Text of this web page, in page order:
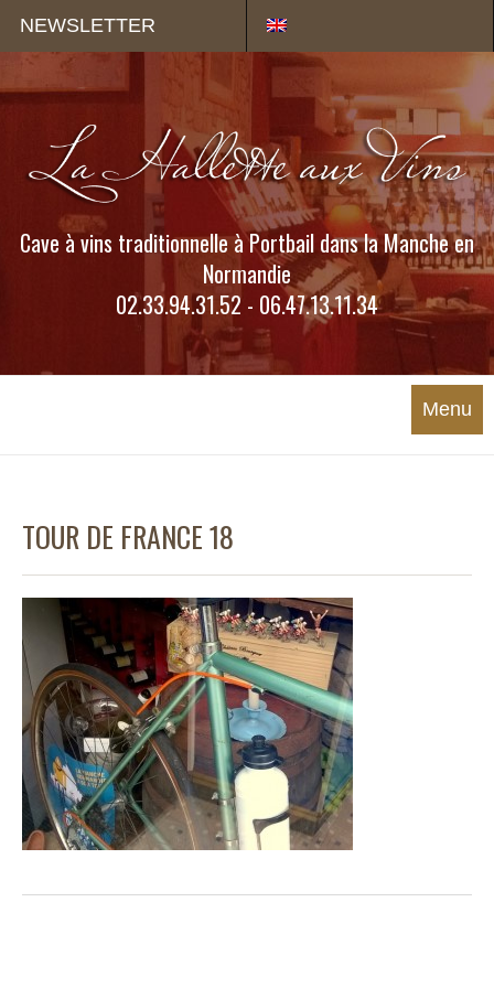
NEWSLETTER
Cave à vins traditionnelle à Portbail dans la Manche en
Normandie
02.33.94.31.52 - 06.47.13.11.34
Menu
TOUR DE FRANCE 18
Panneau de gestion des cookies